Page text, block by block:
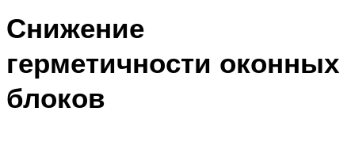
Снижение
герметичности оконных
блоков